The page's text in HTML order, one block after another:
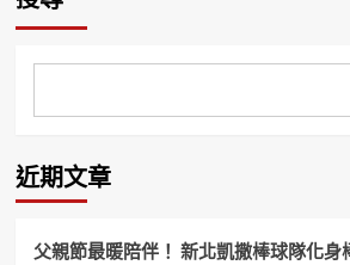
近期文章
父親節最暖陪伴！ 新北凱撒棒球隊化